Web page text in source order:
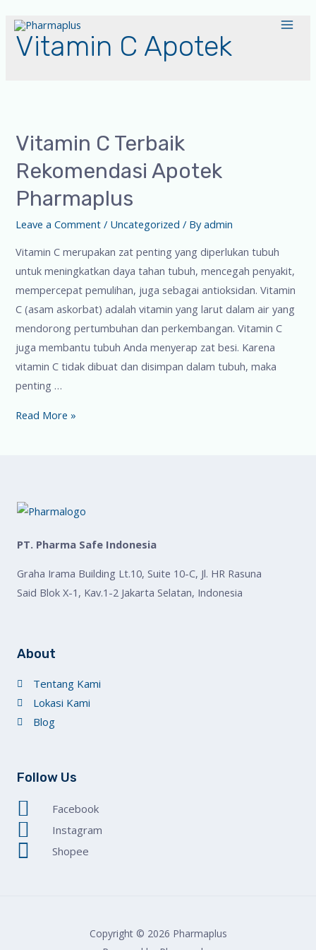
Vitamin C Apotek
Vitamin C Terbaik
Rekomendasi Apotek
Pharmaplus
Leave a Comment / Uncategorized / Byadmin
Vitamin C merupakan zat penting yang diperlukan tubuh
untuk meningkatkan daya tahan tubuh, mencegah penyakit,
mempercepat pemulihan, juga sebagai antioksidan. Vitamin
C (asam askorbat) adalah vitamin yang larut dalam air yang
mendorong pertumbuhan dan perkembangan. Vitamin C
juga membantu tubuh Anda menyerap zat besi. Karena
vitamin C tidak dibuat dan disimpan dalam tubuh, maka
penting …
Read More »
PT. Pharma Safe Indonesia
Graha Irama Building Lt.10, Suite 10-C, Jl. HR Rasuna
Said Blok X-1, Kav.1-2 Jakarta Selatan, Indonesia
About
Tentang Kami
Lokasi Kami
Blog
Follow Us
Facebook
Instagram
Shopee
Copyright © 2026 Pharmaplus